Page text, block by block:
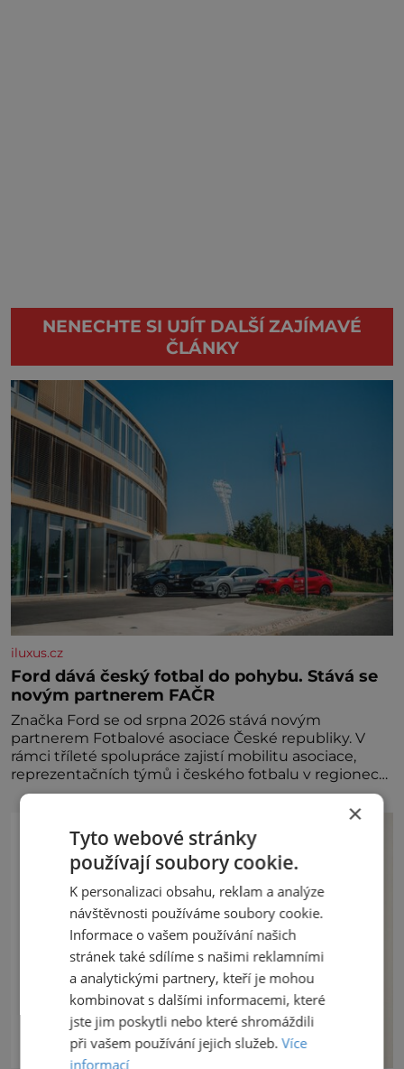
NENECHTE SI UJÍT DALŠÍ ZAJÍMAVÉ
ČLÁNKY
iluxus.cz
Ford dává český fotbal do pohybu. Stává se
novým partnerem FAČR
Značka Ford se od srpna 2026 stává novým
partnerem Fotbalové asociace České republiky. V
rámci tříleté spolupráce zajistí mobilitu asociace,
reprezentačních týmů i českého fotbalu v regionech.
Partner
×
Tyto webové stránky
používají soubory cookie.
K personalizaci obsahu, reklam a analýze
návštěvnosti používáme soubory cookie.
Informace o vašem používání našich
stránek také sdílíme s našimi reklamními
a analytickými partnery, kteří je mohou
kombinovat s dalšími informacemi, které
jste jim poskytli nebo které shromáždili
při vašem používání jejich služeb.Více
informací